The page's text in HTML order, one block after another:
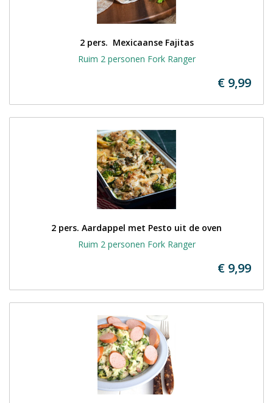
2 pers.  Mexicaanse Fajitas
Ruim 2 personen Fork Ranger
€ 9,99
2 pers. Aardappel met Pesto uit de oven
Ruim 2 personen Fork Ranger
€ 9,99